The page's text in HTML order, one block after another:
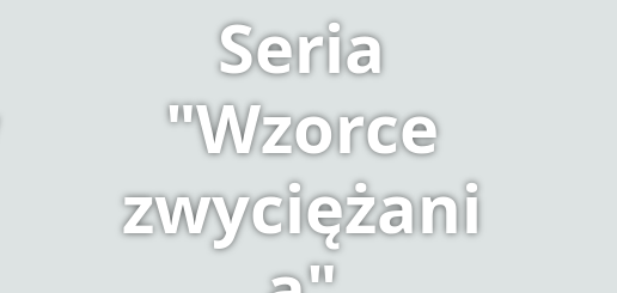
Seria
"Wzorce
zwyciężani